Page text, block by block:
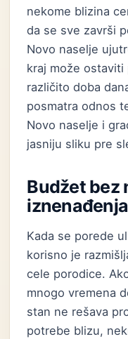
nekome blizina
da se sve završi
Novo naselje
kraj može
različito doba
posmatra odnos
Novo naselje i
jasniju sliku pre
Budžet bez
iznenađenja
Kada se porede
korisno je
cele porodice.
mnogo vremena
stan ne rešava
potrebe blizu,